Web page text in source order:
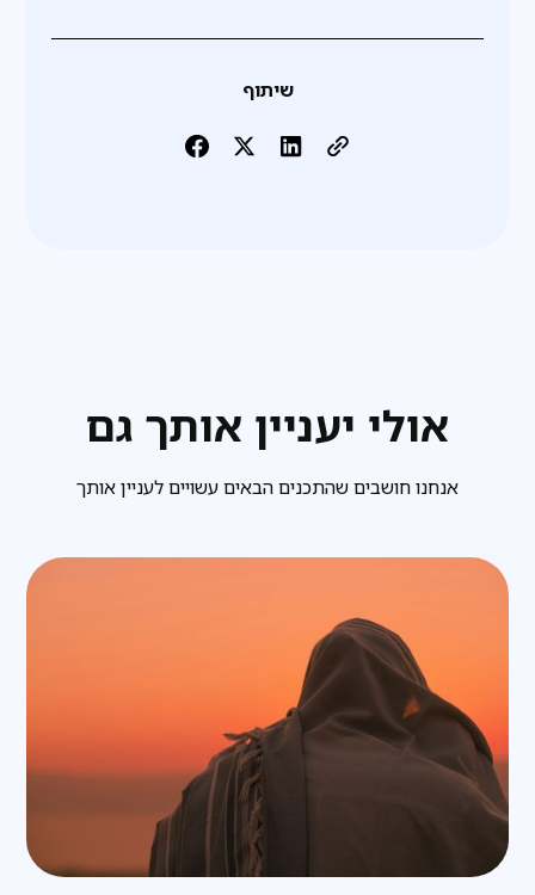
שיתוף
אולי יעניין אותך גם
אנחנו חושבים שהתכנים הבאים עשויים לעניין אותך